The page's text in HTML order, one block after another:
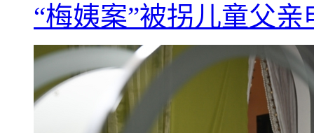
“梅姨案”被拐儿童父